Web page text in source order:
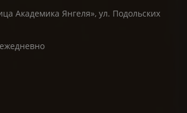
Академика Янгеля», ул. Подольских